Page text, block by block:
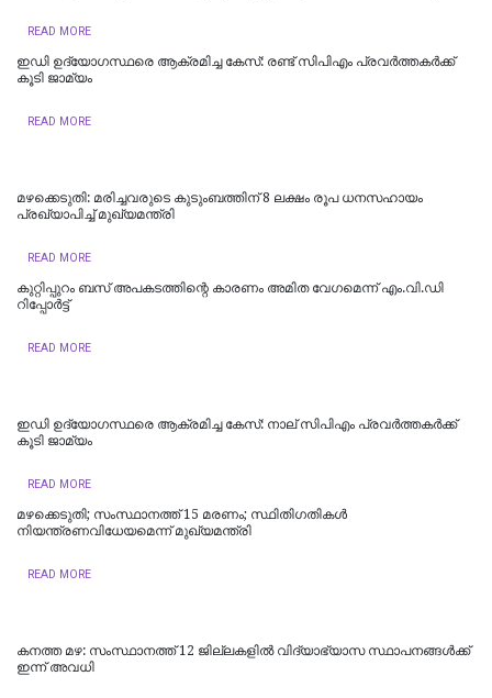
READ MORE
ഇഡി ഉദ്യോഗസ്ഥരെ ആക്രമിച്ച കേസ്: രണ്ട് സിപിഎം പ്രവർത്തകർക്ക്
കൂടി ജാമ്യം
READ MORE
മഴക്കെടുതി: മരിച്ചവരുടെ കുടുംബത്തിന് 8 ലക്ഷം രൂപ ധനസഹായം
പ്രഖ്യാപിച്ച് മുഖ്യമന്ത്രി
READ MORE
കുറ്റിപ്പുറം ബസ് അപകടത്തിന്റെ കാരണം അമിത വേഗമെന്ന് എം.വി.ഡി
റിപ്പോര്‍ട്ട്
READ MORE
ഇഡി ഉദ്യോഗസ്ഥരെ ആക്രമിച്ച കേസ്: നാല് സിപിഎം പ്രവർത്തകർക്ക്
കൂടി ജാമ്യം
READ MORE
മഴക്കെടുതി; സംസ്ഥാനത്ത് 15 മരണം; സ്ഥിതിഗതികൾ
നിയന്ത്രണവിധേയമെന്ന് മുഖ്യമന്ത്രി
READ MORE
കനത്ത മഴ: സംസ്ഥാനത്ത് 12 ജില്ലകളില്‍ വിദ്യാഭ്യാസ സ്ഥാപനങ്ങള്‍ക്ക്
ഇന്ന് അവധി